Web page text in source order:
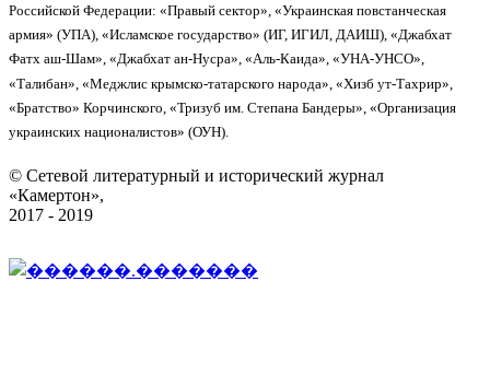
Российской Федерации: «Правый сектор», «Украинская повстанческая
армия» (УПА), «Исламское государство» (ИГ, ИГИЛ, ДАИШ), «Джабхат
Фатх аш-Шам», «Джабхат ан-Нусра», «Аль-Каида», «УНА-УНСО»,
«Талибан», «Меджлис крымско-татарского народа», «Хизб ут-Тахрир»,
«Братство» Корчинского, «Тризуб им. Степана Бандеры», «Организация
украинских националистов» (ОУН).
© Сетевой литературный и исторический журнал
«Камертон»,
2017 - 2019